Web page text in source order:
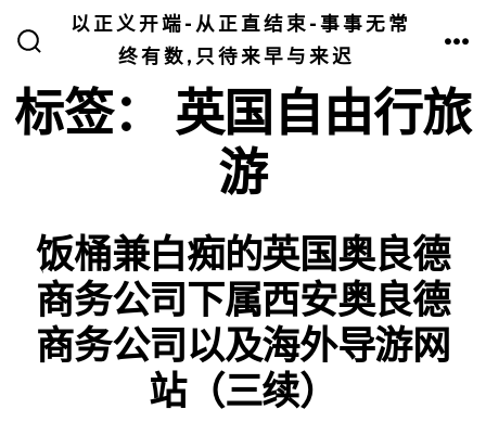
开
关
以正义开端-从正直结束-事事无常
终有数,只待来早与来迟
标签： 英国自由行旅
游
饭桶兼白痴的英国奥良德
商务公司下属西安奥良德
商务公司以及海外导游网
站（三续）